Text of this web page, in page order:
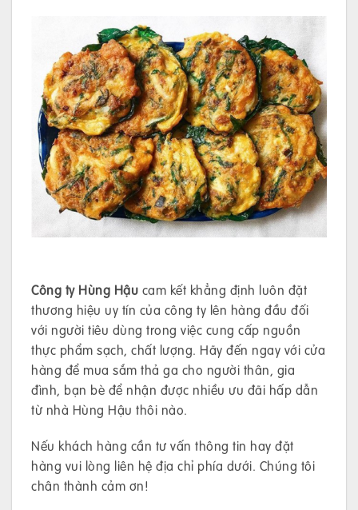
Công ty Hùng Hậu cam kết khẳng định luôn đặt
thương hiệu uy tín của công ty lên hàng đầu đối
với người tiêu dùng trong việc cung cấp nguồn
thực phẩm sạch, chất lượng. Hãy đến ngay với cửa
hàng để mua sắm thả ga cho người thân, gia
đình, bạn bè để nhận được nhiều ưu đãi hấp dẫn
từ nhà Hùng Hậu thôi nào.
Nếu khách hàng cần tư vấn thông tin hay đặt
hàng vui lòng liên hệ địa chỉ phía dưới. Chúng tôi
chân thành cảm ơn!